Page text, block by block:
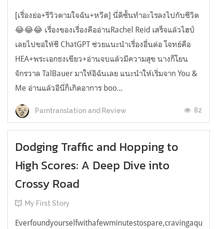
[เรื่องย่อ+รีวิวตามใจฉัน+หวีด] นี่ดิชั้นทำอะไรลงไปกับชีวิต
😂😂😂 เรื่องของเรื่องคืออ่านRachel Reid เสร็จแล้วไฮป์
เลยไปขอให้ชี ChatGPT ช่วยแนะนำเรื่องอื่นต่อ โจทย์คือ
HEA+พระเอกธงเขียว+อ่านจบแล้วมีความสุข นางก็โยน
จักรวาล TalBauer มาให้อิฉันเลย แนะนำให้เริ่มจาก You &
Me อ่านแล้วอีนี่ก็เกิดอาการ boo...
Parntranslation and Review 82
Dodging Traffic and Hopping to
High Scores: A Deep Dive into
Crossy Road
My First Story